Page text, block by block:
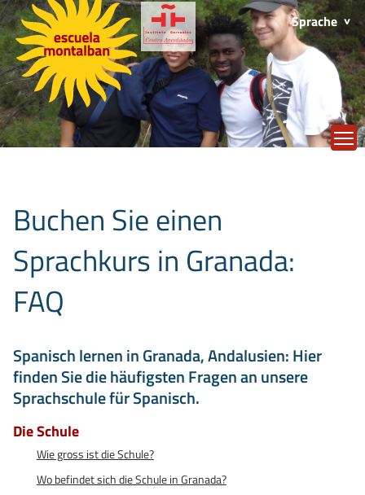
Sprache
Buchen Sie einen
Sprachkurs in Granada:
FAQ
Spanisch lernen in Granada, Andalusien: Hier
finden Sie die häufigsten Fragen an unsere
Sprachschule für Spanisch.
Die Schule
Wie gross ist die Schule?
Wo befindet sich die Schule in Granada?